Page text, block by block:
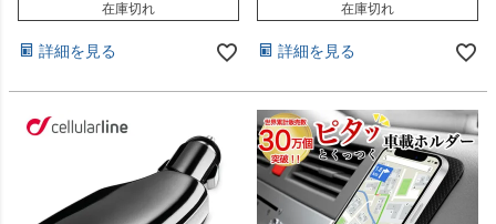
送風口取り付け 簡単 海外
在庫切れ
詳細を見る
在庫切れ
詳細を見る